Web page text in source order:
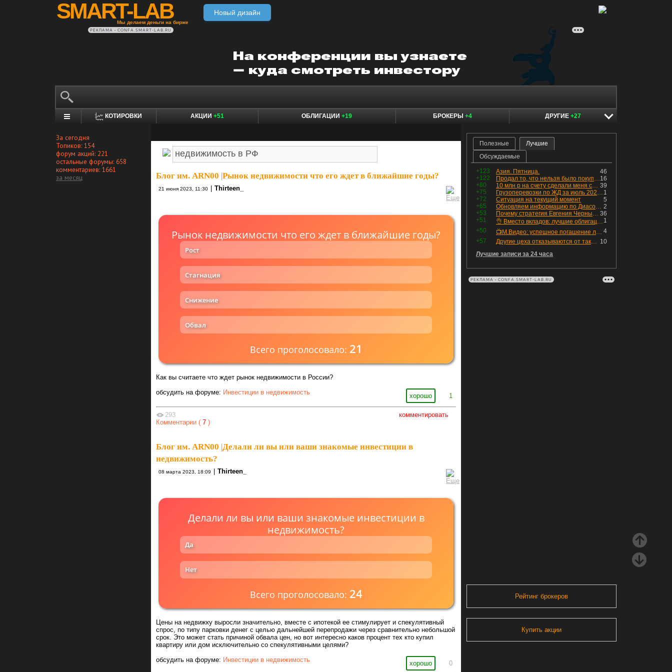
SMART-LAB
Мы делаем деньги на бирже
Новый дизайн
РЕКЛАМА • CONFA.SMART-LAB.RU
КОТИРОВКИ АКЦИИ +51 ОБЛИГАЦИИ +19 БРОКЕРЫ +4 ДРУГИЕ +27
За сегодня
Топиков: 154
форум акций: 221
остальные форумы: 658
комментариев: 1661
за месяц
Блог им. ARN00 Рынок недвижимости что его ждет в ближайшие годы?
21 июня 2023, 11:30 Thirteen_
Рынок недвижимости что его ждет в ближайшие годы?
Рост
Стагнация
Снижение
Обвал
Всего проголосовало: 21
Как вы считаете что ждет рынок недвижимости в России?
хорошо 1
обсудить на форуме: Инвестиции в недвижимость
комментировать
293
Комментарии ( 7 )
Блог им. ARN00 |Делали ли вы или ваши знакомые инвестиции в
недвижимость?
08 марта 2023, 18:09 | Thirteen_
Делали ли вы или ваши знакомые инвестиции в
недвижимость?
Да
Нет
Всего проголосовало: 24
Цены на недвижку выросли значительно, вместе с ипотекой ее стимулирует и спекулятивный
спрос, по типу парковки денег с целью дальнейшей перепродажи через сравнительно небольшой
срок. Это может стать причиной обвала цен, но вот интересно каков процент тех кто купил
квартиру или дом исключительно со спекулятивными целями?
хорошо 0
обсудить на форуме: Инвестиции в недвижимость
Полезные
Лучшие
Обсуждаемые
+123 46
Азия. Пятница.
+122
16
Продал то, что нельзя было покупать. Изменения в портфеле
+80
39
10 млн р на счету сделали меня счастливым? Ожидание vs Реальность!
+75
1
Грузоперевозки по ЖД за июль 2026 г. — четвёртый месяц подряд роста, чёрные металлы на уровне прошлого года, а каменный уголь в плюсе.
+72
5
Ситуация на текущий момент
+65
2
Обновляем информацию по Диасофту: дивиденды и выкуп
+53
36
Почему стратегия Евгения Черных приведет вас к убыткам в 2026 году
+51
1
👌 Вместо вкладов: лучшие облигации — только супер надёжные
+50
4
📺М.Видео: успешное погашение любимого флоатера
+57
10
Другие цеха отказываются от таких деталей — а мы построили на них производство с оборотом 70 млн
Лучшие записи за 24 часа
РЕКЛАМА • CONFA.SMART-LAB.RU
Рейтинг брокеров
Купить акции